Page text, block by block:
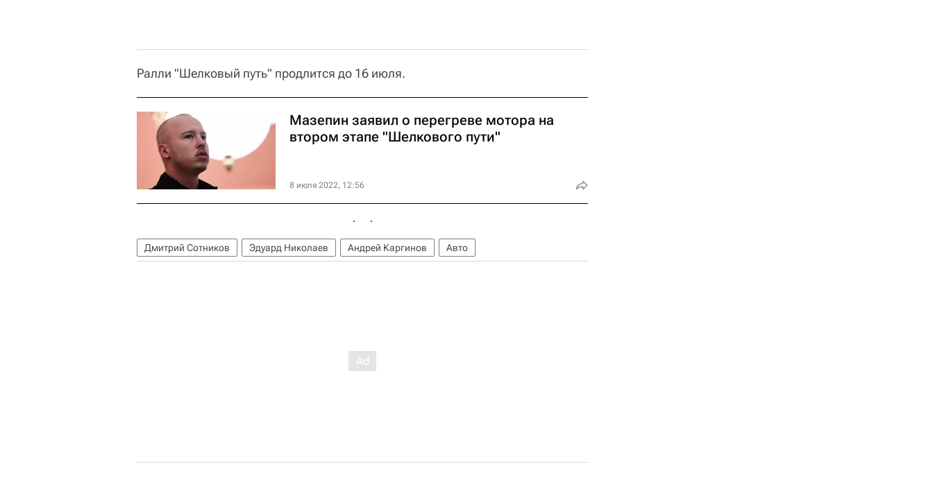
Ралли "Шелковый путь" продлится до 16 июля.
Мазепин заявил о перегреве мотора на
втором этапе "Шелкового пути"
8 июля 2022, 12:56
Дмитрий Сотников Эдуард Николаев Андрей Каргинов Авто